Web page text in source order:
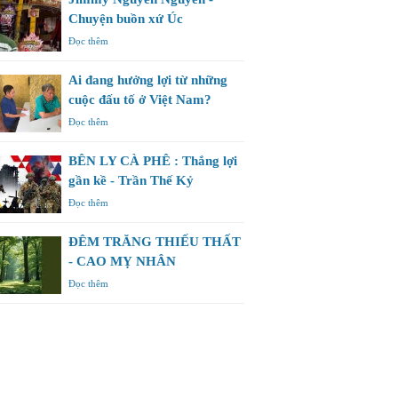
Chuyện buồn xứ Úc
Đọc thêm
Ai đang hưởng lợi từ những
cuộc đấu tố ở Việt Nam?
Đọc thêm
BÊN LY CÀ PHÊ : Thắng lợi
gần kề - Trần Thế Kỷ
Đọc thêm
ĐÊM TRĂNG THIẾU THẤT
- CAO MỴ NHÂN
Đọc thêm